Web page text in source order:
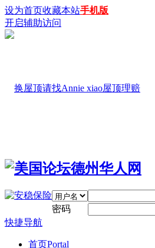
设为首页收藏本站手机版
开启辅助访问
密码
快捷导航
首页Portal